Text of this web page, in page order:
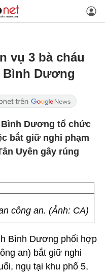
vụ 3 bà cháu
Bình Dương
Bình Dương tổ chức
bắt giữ nghi phạm
Uyên gây rúng
công an. (Ảnh: CA)
Bình Dương phối hợp
an) bắt giữ nghi
ngụ tại khu phố 5,